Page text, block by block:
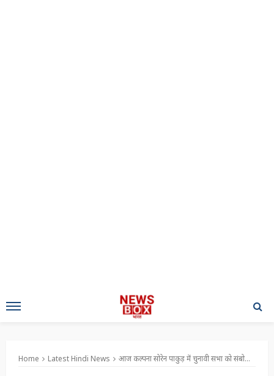
Home Latest Hindi News आज कल्पना सोरेन पाकुड़ में चुनावी सभा को संबोधित करेंगी